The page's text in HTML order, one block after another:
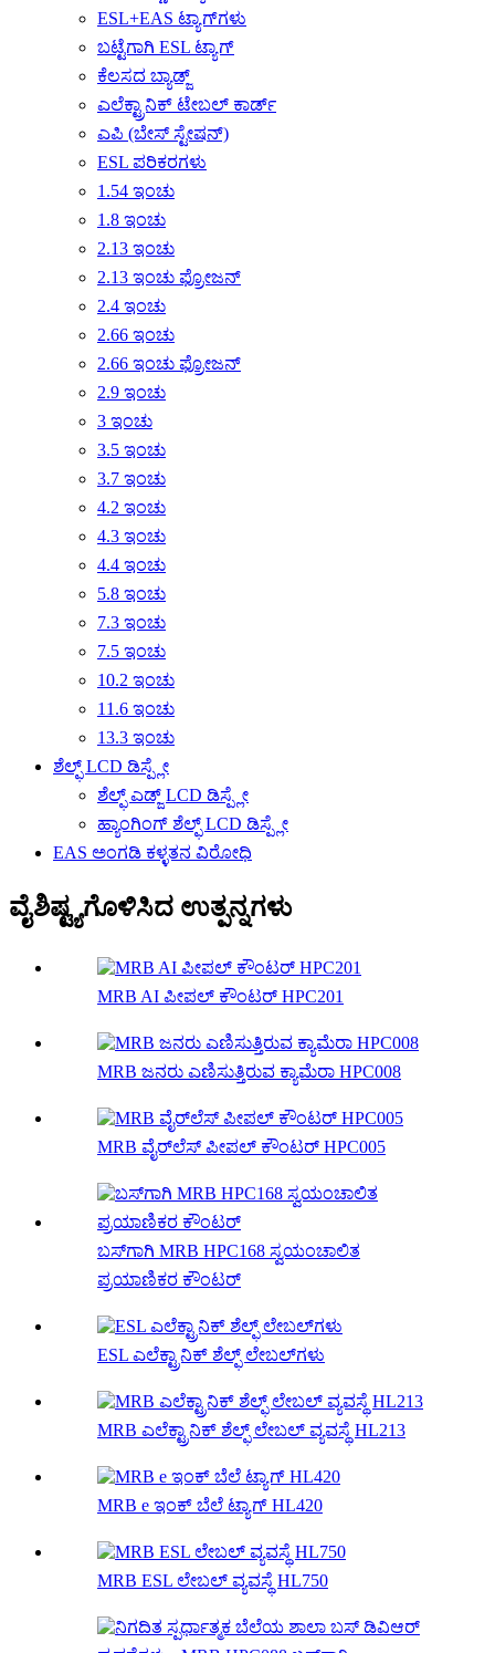
ESL+EAS ಟ್ಯಾಗ್‌ಗಳು
ಬಟ್ಟೆಗಾಗಿ ESL ಟ್ಯಾಗ್
ಕೆಲಸದ ಬ್ಯಾಡ್ಜ್
ಎಲೆಕ್ಟ್ರಾನಿಕ್ ಟೇಬಲ್ ಕಾರ್ಡ್
ಎಪಿ (ಬೇಸ್ ಸ್ಟೇಷನ್)
ESL ಪರಿಕರಗಳು
1.54 ಇಂಚು
1.8 ಇಂಚು
2.13 ಇಂಚು
2.13 ಇಂಚು ಫ್ರೋಜನ್
2.4 ಇಂಚು
2.66 ಇಂಚು
2.66 ಇಂಚು ಫ್ರೋಜನ್
2.9 ಇಂಚು
3 ಇಂಚು
3.5 ಇಂಚು
3.7 ಇಂಚು
4.2 ಇಂಚು
4.3 ಇಂಚು
4.4 ಇಂಚು
5.8 ಇಂಚು
7.3 ಇಂಚು
7.5 ಇಂಚು
10.2 ಇಂಚು
11.6 ಇಂಚು
13.3 ಇಂಚು
ಶೆಲ್ಫ್ LCD ಡಿಸ್ಪ್ಲೇ
ಶೆಲ್ಫ್ ಎಡ್ಜ್ LCD ಡಿಸ್ಪ್ಲೇ
ಹ್ಯಾಂಗಿಂಗ್ ಶೆಲ್ಫ್ LCD ಡಿಸ್ಪ್ಲೇ
EAS ಅಂಗಡಿ ಕಳ್ಳತನ ವಿರೋಧಿ
ವೈಶಿಷ್ಟ್ಯಗೊಳಿಸಿದ ಉತ್ಪನ್ನಗಳು
MRB AI ಪೀಪಲ್ ಕೌಂಟರ್ HPC201
MRB ಜನರು ಎಣಿಸುತ್ತಿರುವ ಕ್ಯಾಮೆರಾ HPC008
MRB ವೈರ್‌ಲೆಸ್ ಪೀಪಲ್ ಕೌಂಟರ್ HPC005
ಬಸ್‌ಗಾಗಿ MRB HPC168 ಸ್ವಯಂಚಾಲಿತ
ಪ್ರಯಾಣಿಕರ ಕೌಂಟರ್
ESL ಎಲೆಕ್ಟ್ರಾನಿಕ್ ಶೆಲ್ಫ್ ಲೇಬಲ್‌ಗಳು
MRB ಎಲೆಕ್ಟ್ರಾನಿಕ್ ಶೆಲ್ಫ್ ಲೇಬಲ್ ವ್ಯವಸ್ಥೆ HL213
MRB e ಇಂಕ್ ಬೆಲೆ ಟ್ಯಾಗ್ HL420
MRB ESL ಲೇಬಲ್ ವ್ಯವಸ್ಥೆ HL750